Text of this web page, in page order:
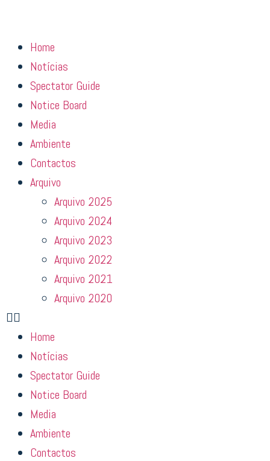
Home
Notícias
Spectator Guide
Notice Board
Media
Ambiente
Contactos
Arquivo
Arquivo 2025
Arquivo 2024
Arquivo 2023
Arquivo 2022
Arquivo 2021
Arquivo 2020
Home
Notícias
Spectator Guide
Notice Board
Media
Ambiente
Contactos